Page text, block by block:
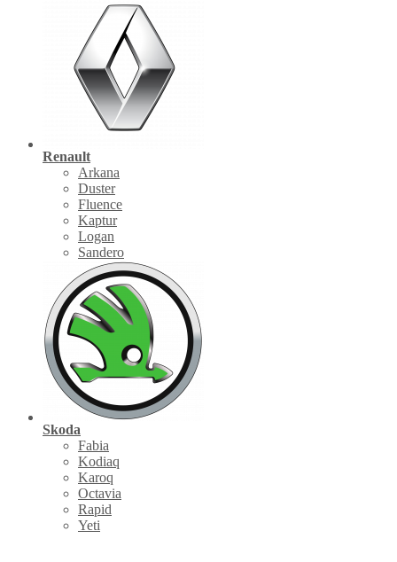
Renault
Arkana
Duster
Fluence
Kaptur
Logan
Sandero
Skoda
Fabia
Kodiaq
Karoq
Octavia
Rapid
Yeti